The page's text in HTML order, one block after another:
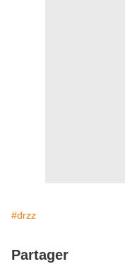
#drzz
Partager